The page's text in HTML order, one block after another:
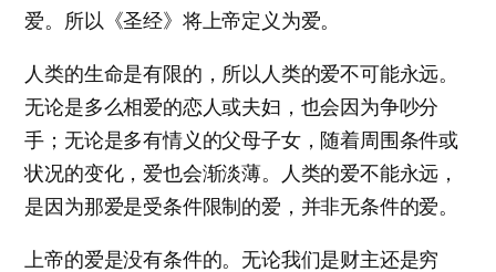
爱。所以《圣经》将上帝定义为爱。
人类的生命是有限的，所以人类的爱不可能永远。
无论是多么相爱的恋人或夫妇，也会因为争吵分
手；无论是多有情义的父母子女，随着周围条件或
状况的变化，爱也会渐淡薄。人类的爱不能永远，
是因为那爱是受条件限制的爱，并非无条件的爱。
上帝的爱是没有条件的。无论我们是财主还是穷